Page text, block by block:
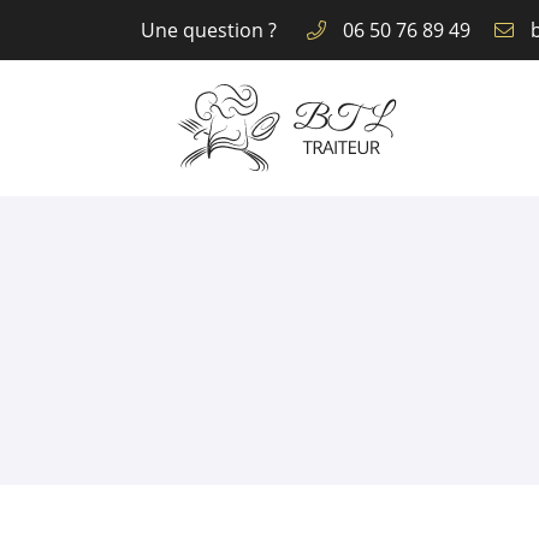
Une question ? 06 50 76 89 49
29 CITÉ BEL AIR
60250 BALAGNY SUR THERAIN